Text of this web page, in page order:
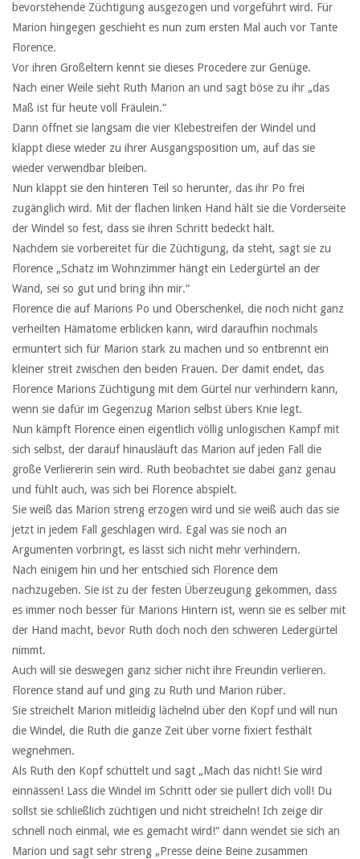
bevorstehende Züchtigung ausgezogen und vorgeführt wird. Für
Marion hingegen geschieht es nun zum ersten Mal auch vor Tante
Florence.
Vor ihren Großeltern kennt sie dieses Procedere zur Genüge.
Nach einer Weile sieht Ruth Marion an und sagt böse zu ihr „das
Maß ist für heute voll Fräulein.“
Dann öffnet sie langsam die vier Klebestreifen der Windel und
klappt diese wieder zu ihrer Ausgangsposition um, auf das sie
wieder verwendbar bleiben.
Nun klappt sie den hinteren Teil so herunter, das ihr Po frei
zugänglich wird. Mit der flachen linken Hand hält sie die Vorderseite
der Windel so fest, dass sie ihren Schritt bedeckt hält.
Nachdem sie vorbereitet für die Züchtigung, da steht, sagt sie zu
Florence „Schatz im Wohnzimmer hängt ein Ledergürtel an der
Wand, sei so gut und bring ihn mir.“
Florence die auf Marions Po und Oberschenkel, die noch nicht ganz
verheilten Hämatome erblicken kann, wird daraufhin nochmals
ermuntert sich für Marion stark zu machen und so entbrennt ein
kleiner streit zwischen den beiden Frauen. Der damit endet, das
Florence Marions Züchtigung mit dem Gürtel nur verhindern kann,
wenn sie dafür im Gegenzug Marion selbst übers Knie legt.
Nun kämpft Florence einen eigentlich völlig unlogischen Kampf mit
sich selbst, der darauf hinausläuft das Marion auf jeden Fall die
große Verliererin sein wird. Ruth beobachtet sie dabei ganz genau
und fühlt auch, was sich bei Florence abspielt.
Sie weiß das Marion streng erzogen wird und sie weiß auch das sie
jetzt in jedem Fall geschlagen wird. Egal was sie noch an
Argumenten vorbringt, es lässt sich nicht mehr verhindern.
Nach einigem hin und her entschied sich Florence dem
nachzugeben. Sie ist zu der festen Überzeugung gekommen, dass
es immer noch besser für Marions Hintern ist, wenn sie es selber mit
der Hand macht, bevor Ruth doch noch den schweren Ledergürtel
nimmt.
Auch will sie deswegen ganz sicher nicht ihre Freundin verlieren.
Florence stand auf und ging zu Ruth und Marion rüber.
Sie streichelt Marion mitleidig lächelnd über den Kopf und will nun
die Windel, die Ruth die ganze Zeit über vorne fixiert festhält
wegnehmen.
Als Ruth den Kopf schüttelt und sagt „Mach das nicht! Sie wird
einnässen! Lass die Windel im Schritt oder sie pullert dich voll! Du
sollst sie schließlich züchtigen und nicht streicheln! Ich zeige dir
schnell noch einmal, wie es gemacht wird!“ dann wendet sie sich an
Marion und sagt sehr streng „Presse deine Beine zusammen